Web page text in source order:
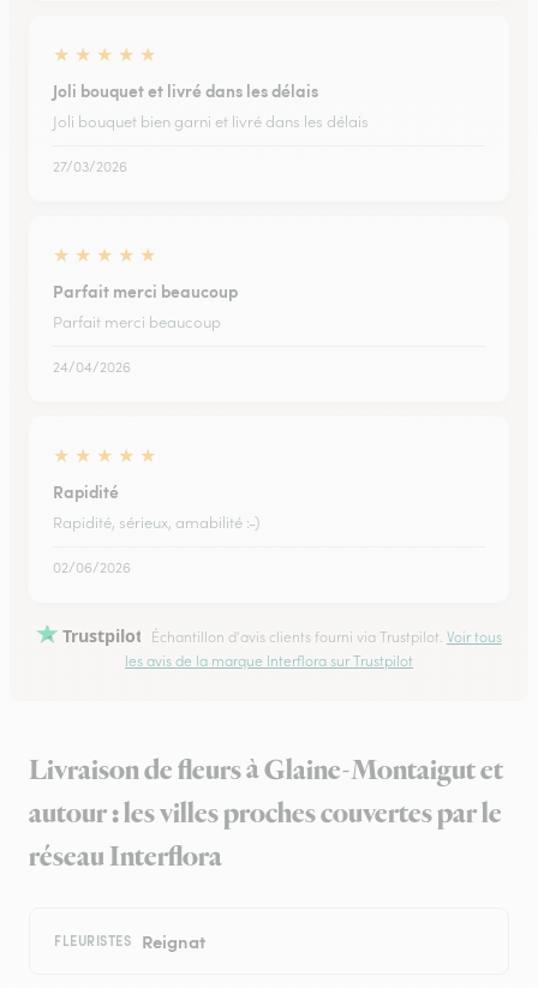
★ ★ ★ ★ ★
Joli bouquet et livré dans les délais
Joli bouquet bien garni et livré dans les délais
27/03/2026
★ ★ ★ ★ ★
Parfait merci beaucoup
Parfait merci beaucoup
24/04/2026
★ ★ ★ ★ ★
Rapidité
Rapidité, sérieux, amabilité :-)
02/06/2026
Trustpilot Échantillon d'avis clients fourni via Trustpilot. Voir tous
les avis de la marque Interflora sur Trustpilot
Livraison de fleurs à Glaine-Montaigut et
autour : les villes proches couvertes par le
réseau Interflora
FLEURISTES Reignat